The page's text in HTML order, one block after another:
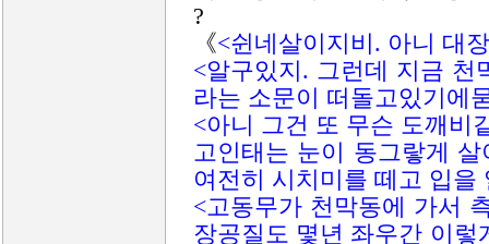
?
《<쉰네살이지비. 아니 대
<알구있지. 그런데 지금 천
라는 소문이 떠돌고있기에
<아니 그건 또 무슨 도깨비
고인태는 눈이 동그랗게
여전히 시치미를 떼고 입을
<고동무가 천막동에 가서
장공질도 몇년 좌우간 이